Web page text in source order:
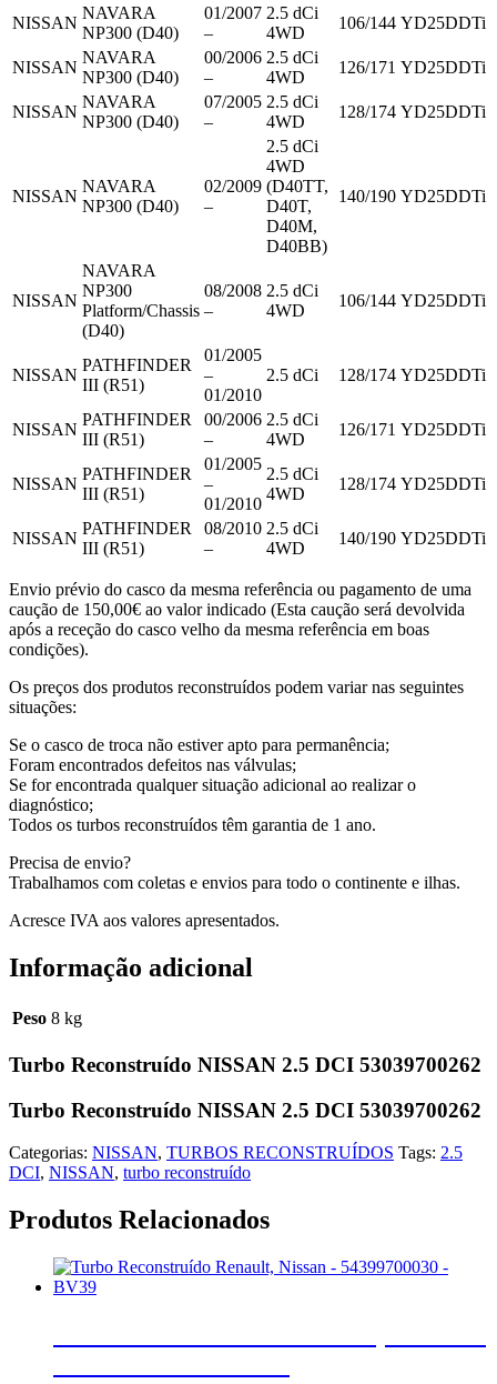
NISSAN
NAVARA
NP300 (D40)
01/2007
–
2.5 dCi
4WD
106/144 YD25DDTi
NISSAN
NAVARA
NP300 (D40)
00/2006
–
2.5 dCi
4WD
126/171 YD25DDTi
NISSAN
NAVARA
NP300 (D40)
07/2005
–
2.5 dCi
4WD
128/174 YD25DDTi
NISSAN
NAVARA
NP300 (D40)
02/2009
–
2.5 dCi
4WD
(D40TT,
D40T,
D40M,
D40BB)
140/190 YD25DDTi
NISSAN
NAVARA
NP300
Platform/Chassis
(D40)
08/2008
–
2.5 dCi
4WD
106/144 YD25DDTi
NISSAN
PATHFINDER
III (R51)
01/2005
–
01/2010
2.5 dCi 128/174 YD25DDTi
NISSAN
PATHFINDER
III (R51)
00/2006
–
2.5 dCi
4WD
126/171 YD25DDTi
NISSAN
PATHFINDER
III (R51)
01/2005
–
01/2010
2.5 dCi
4WD
128/174 YD25DDTi
NISSAN
PATHFINDER
III (R51)
08/2010
–
2.5 dCi
4WD
140/190 YD25DDTi
Envio prévio do casco da mesma referência ou pagamento de uma
caução de 150,00€ ao valor indicado (Esta caução será devolvida
após a receção do casco velho da mesma referência em boas
condições).
Os preços dos produtos reconstruídos podem variar nas seguintes
situações:
Se o casco de troca não estiver apto para permanência;
Foram encontrados defeitos nas válvulas;
Se for encontrada qualquer situação adicional ao realizar o
diagnóstico;
Todos os turbos reconstruídos têm garantia de 1 ano.
Precisa de envio?
Trabalhamos com coletas e envios para todo o continente e ilhas.
Acresce IVA aos valores apresentados.
Informação adicional
Peso 8 kg
Turbo Reconstruído NISSAN 2.5 DCI 53039700262
Turbo Reconstruído NISSAN 2.5 DCI 53039700262
Categorias: NISSAN, TURBOS RECONSTRUÍDOS Tags: 2.5
DCI, NISSAN, turbo reconstruído
Produtos Relacionados